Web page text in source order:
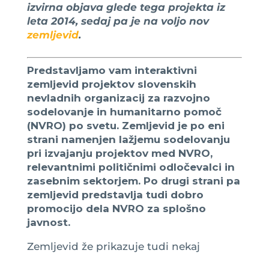
izvirna objava glede tega projekta iz
leta 2014, sedaj pa je na voljo nov
zemljevid.
Predstavljamo vam interaktivni
zemljevid projektov slovenskih
nevladnih organizacij za razvojno
sodelovanje in humanitarno pomoč
(NVRO) po svetu. Zemljevid je po eni
strani namenjen lažjemu sodelovanju
pri izvajanju projektov med NVRO,
relevantnimi političnimi odločevalci in
zasebnim sektorjem. Po drugi strani pa
zemljevid predstavlja tudi dobro
promocijo dela NVRO za splošno
javnost.
Zemljevid že prikazuje tudi nekaj